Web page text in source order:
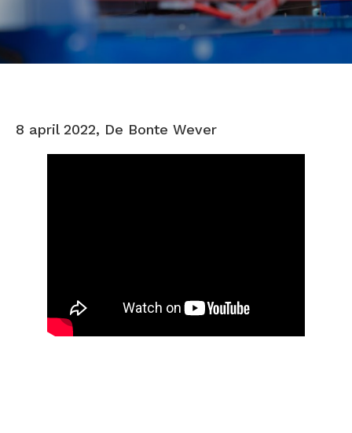
8 april 2022, De Bonte Wever